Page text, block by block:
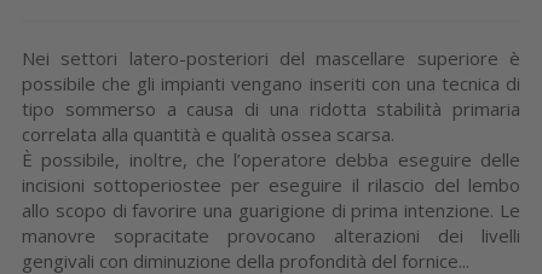
Nei settori latero-posteriori del mascellare superiore è
possibile che gli impianti vengano inseriti con una tecnica di
tipo sommerso a causa di una ridotta stabilità primaria
correlata alla quantità e qualità ossea scarsa.
È possibile, inoltre, che l’operatore debba eseguire delle
incisioni sottoperiostee per eseguire il rilascio del lembo
allo scopo di favorire una guarigione di prima intenzione. Le
manovre sopracitate provocano alterazioni dei livelli
gengivali con diminuzione della profondità del fornice...